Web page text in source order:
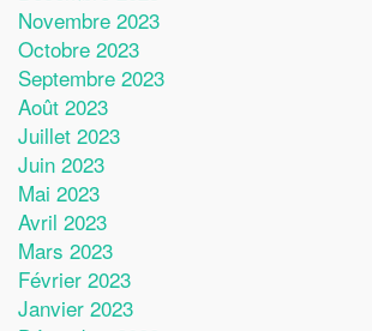
Novembre 2023
Octobre 2023
Septembre 2023
Août 2023
Juillet 2023
Juin 2023
Mai 2023
Avril 2023
Mars 2023
Février 2023
Janvier 2023